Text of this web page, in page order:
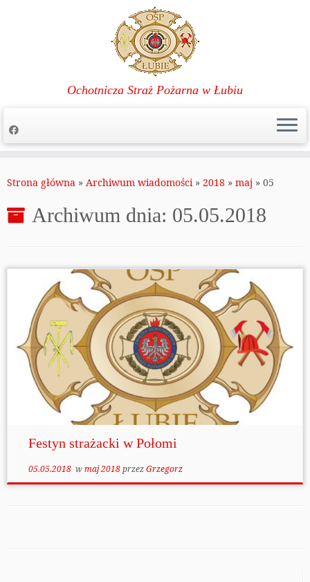
do
Ochotnicza Straż Pożarna w Łubiu
Strona główna » Archiwum wiadomości » 2018 » maj » 05
Archiwum dnia: 05.05.2018
Festyn strażacki w Połomi
05.05.2018wmaj 2018przezGrzegorz